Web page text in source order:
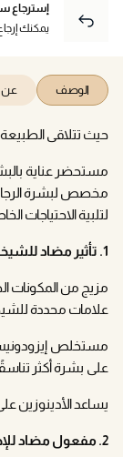
إسترجاع
يمكنك إرجاع
الوصف عن
حيث تتلاقى
مستحضر عناية
لتلبية الاحتياجات
1. تأثير مضاد للشيخوخة
مزيج من المكونات
علامات محددة
مستخلص
على بشرة أكثر
يساعد الأدينوزين
2. مفعول مضاد للإجهاد*